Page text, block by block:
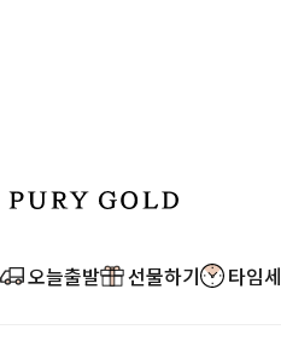
오늘출발 선물하기 타임